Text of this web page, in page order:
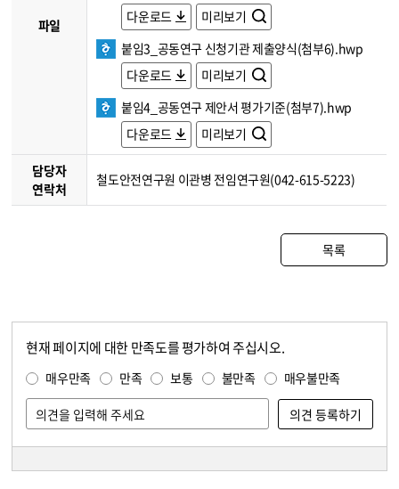
파일
다운로드
미리보기
붙임3_공동연구 신청기관 제출양식(첨부6).hwp
다운로드
미리보기
붙임4_공동연구 제안서 평가기준(첨부7).hwp
다운로드
미리보기
담당자
연락처
철도안전연구원 이관병 전임연구원(042-615-5223)
목록
현재 페이지에 대한 만족도를 평가하여 주십시오.
매우만족 만족 보통 불만족 매우불만족